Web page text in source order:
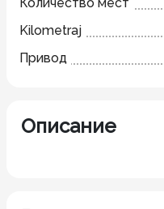
Kilometraj
Привод
Описание